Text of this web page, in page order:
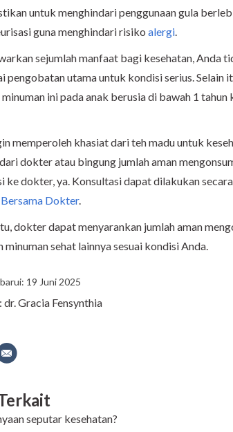
untuk menghindari penggunaan gula
guna menghindari risiko alergi.
sejumlah manfaat bagi kesehatan, Anda
pengobatan utama untuk kondisi serius. Selain
ini pada anak berusia di bawah 1
memperoleh khasiat dari teh madu untuk
dokter atau bingung jumlah aman
ke dokter, ya. Konsultasi dapat dilakukan
Dokter.
dokter dapat menyarankan jumlah aman
minuman sehat lainnya sesuai kondisi Anda.
19 Juni 2025